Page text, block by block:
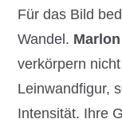
Für das Bild
Wandel.
verkörpern
Leinwandfigur,
Intensität. Ihre